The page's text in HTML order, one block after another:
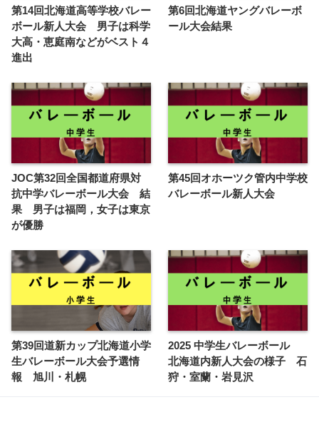
第14回北海道高等学校バレー
ボール新人大会 男子は科学
大高・恵庭南などがベスト４
進出
第6回北海道ヤングバレーボ
ール大会結果
JOC第32回全国都道府県対
抗中学バレーボール大会 結
果 男子は福岡，女子は東京
が優勝
第45回オホーツク管内中学校
バレーボール新人大会
第39回道新カップ北海道小学
生バレーボール大会予選情
報 旭川・札幌
2025 中学生バレーボール
北海道内新人大会の様子 石
狩・室蘭・岩見沢